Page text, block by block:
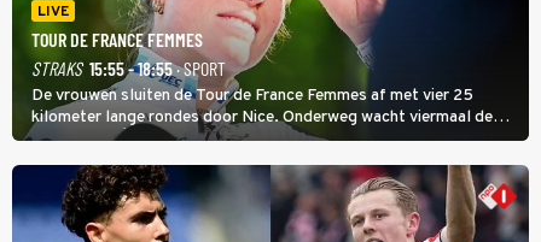
LIVE
TOUR DE FRANCE FEMMES
STRAKS 15:55 - 18:55· SPORT
De vrouwen sluiten de Tour de France Femmes af met vier 25
kilometer lange rondes door Nice. Onderweg wacht viermaal de
zware Col d'Èze. Aan de finish op de Promenade des Anglais krijgt
de eindwinnaar de laatste gele trui.